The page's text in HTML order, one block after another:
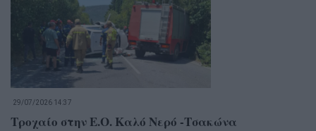
29/07/2026 14:37
Τροχαίο στην Ε.Ο. Καλό Νερό -Τσακώνα